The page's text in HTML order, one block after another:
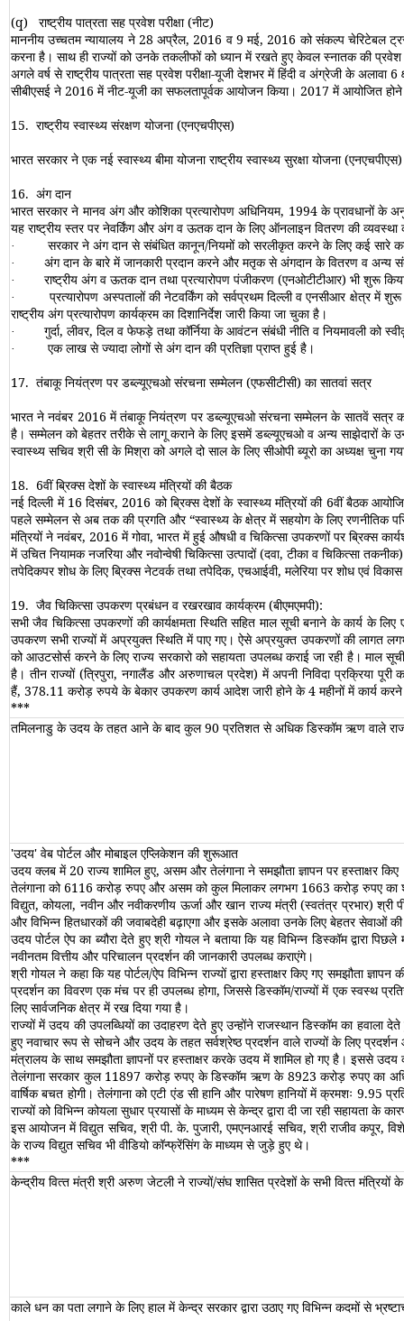
(q) राष्ट्रीय पात्रता सह प्रवेश परीक्षा (नीट)
माननीय उच्चतम न्यायालय ने 28 अप्रैल, 2016 व 9 मई, 2016 को संकल्प चेरिटेबल
करना है। साथ ही राज्यों को उनके तकलीफों को ध्यान में रखते हुए केवल स्नातक की
अगले वर्ष से राष्ट्रीय पात्रता सह प्रवेश परीक्षा-यूजी देशभर में हिंदी व अंग्रेजी के
सीबीएसई ने 2016 में नीट-यूजी का सफलतापूर्वक आयोजन किया। 2017 में आयोजित होने
15. राष्ट्रीय स्वास्थ्य संरक्षण योजना(एनएचपीएस)
भारत सरकार ने एक नई स्वास्थ्य बीमा योजना राष्ट्रीय स्वास्थ्य सुरक्षा योजना
16. अंग दान
भारत सरकार ने मानव अंग और कोशिका प्रत्यारोपण अधिनियम, 1994 के प्रावधानों के
यह राष्ट्रीय स्तर पर नेवर्किंग और अंग व ऊतक दान के लिए ऑनलाइन वितरण की
· सरकार ने अंग दान से संबंधित कानून/नियमों को सरलीकृत करने के लिए कई सारे
· अंग दान के बारे में जानकारी प्रदान करने और मतृक से अंगदान के वितरण व अन्‍य
· राष्ट्रीय अंग व ऊतक दान तथा प्रत्यारोपण पंजीकरण (एनओटीटीआर) भी शुरू
·
प्रत्यारोपण अस्पतालों की नेटवर्किंग को सर्वप्रथम दिल्ली व एनसीआर क्षेत्र
राष्ट्रीय अंग प्रत्यारोपण कार्यक्रम का दिशानिर्देश जारी किया जा चुका है।
· गुर्दा, लीवर, दिल व फेफड़े तथा कॉर्निया के आवंटन संबंधी नीति व नियमावली को
·
एक लाख से ज्यादा लोगों से अंग दान की प्रतिज्ञा प्राप्त हुई है।
17. तंबाकू नियंत्रण पर डब्ल्यूएचओ संरचना सम्मेलन (एफसीटीसी) का सातवां सत्र
भारत ने नवंबर 2016 में तंबाकू नियंत्रण पर डब्ल्यूएचओ संरचना सम्मेलन के सातवें सत्र का
है। सम्मेलन को बेहतर तरीके से लागू कराने के लिए इसमें डब्ल्यूएचओ व अन्य साझेदारों के
स्वास्थ्य सचिव श्री सी के मिश्रा को अगले दो साल के लिए सीओपी ब्यूरो का अध्यक्ष चुना
18. 6वीं ब्रिक्स देशों के स्वास्थ्य मंत्रियों की बैठक
नई दिल्ली में 16 दिसंबर, 2016 को ब्रिक्स देशों के स्वास्थ्य मंत्रियों की 6वीं बैठक
पहले सम्मेलन से अब तक की प्रगति और“स्वास्थ्य के क्षेत्र में सहयोग के लिए रणनीतिक
मंत्रियों ने नवंबर, 2016 में गोवा, भारत में हुई औषधी व चिकित्सा उपकरणों पर ब्रिक्स
में उचित नियामक नजरिया और नवोन्वेषी चिकित्सा उत्पादों (दवा, टीका व चिकित्सा
तपेदिकपर शोध के लिए ब्रिक्स नेटवर्क तथा तपेदिक, एचआईवी, मलेरिया पर शोध एवं
19. जैव चिकित्सा उपकरण प्रबंधन व रखरखाव कार्यक्रम(बीएमएमपी):
सभी जैव चिकित्सा उपकरणों की कार्यक्षमता स्थिति सहित माल सूची बनाने के कार्य के
उपकरण सभी राज्यों में अप्रयुक्त स्थिति में पाए गए। ऐसे अप्रयुक्त उपकरणों की लागत
को आउटसोर्स करने के लिए राज्य सरकारो को सहायता उपलब्ध कराई जा रही है। माल
है। तीन राज्यों (त्रिपुरा, नगालैंड और अरुणाचल प्रदेश) में अपनी निविदा प्रक्रिया पूरी
हैं, 378.11 करोड़ रुपये के बेकार उपकरण कार्य आदेश जारी होने के 4 महीनों में कार्य
***
तमिलनाडु के उदय के तहत आने के बाद कुल 90 प्रतिशत से अधिक डिस्कॉम ऋण वाले
'उदय' वेब पोर्टल और मोबाइल एप्लिकेशन की शुरूआत
उदय क्लब में 20 राज्य शामिल हुए, असम और तेलंगाना ने समझौता ज्ञापन पर हस्ताक्षर किए
तेलंगाना को 6116 करोड़ रुपए और असम को कुल मिलाकर लगभग 1663 करोड़ रुपए का
विद्युत, कोयला, नवीन और नवीकरणीय ऊर्जा और खान राज्य मंत्री (स्वतंत्र प्रभार) श्री
और विभिन्न हितधारकों की जवाबदेही बढ़ाएगा और इसके अलावा उनके लिए बेहतर
उदय पोर्टल ऐप का ब्यौरा देते हुए श्री गोयल ने बताया कि यह विभिन्न डिस्कॉम द्वारा
नवीनतम वित्तीय और परिचालन प्रदर्शन की जानकारी उपलब्ध कराएंगे।
श्री गोयल ने कहा कि यह पोर्टल/ऐप विभिन्न राज्यों द्वारा हस्ताक्षर किए गए समझौता
प्रदर्शन का विवरण एक मंच पर ही उपलब्ध होगा, जिससे डिस्कॉम/राज्यों में एक स्वस्थ
लिए सार्वजनिक क्षेत्र में रख दिया गया है।
राज्यों में उदय की उपलब्धियों का उदाहरण देते हुए उन्होंने राजस्थान डिस्कॉम का हवाला
हुए नवाचार रूप से सोचने और उदय के तहत सर्वश्रेष्ठ प्रदर्शन वाले राज्यों के लिए
मंत्रालय के साथ समझौता ज्ञापनों पर हस्ताक्षर करके उदय में शामिल हो गए है। इससे
तेलंगाना सरकार कुल 11897 करोड़ रुपए के डिस्कॉम ऋण के 8923 करोड़ रुपए का
वार्षिक बचत होगी। तेलंगाना को एटी एंड सी हानि और पारेषण हानियों में क्रमशः
राज्यों को विभिन्न कोयला सुधार प्रयासों के माध्यम से केन्द्र द्वारा दी जा रही
इस आयोजन में विद्युत सचिव, श्री पी. के. पुजारी, एमएनआरई सचिव, श्री राजीव कपूर,
के राज्य विद्युत सचिव भी वीडियो कॉन्फ्रेंसिंग के माध्यम से जुड़े हुए थे।
***
केन्‍द्रीय वित्‍त मंत्री श्री अरुण जेटली ने राज्‍यों/संघ शासित प्रदेशों के सभी वित्‍त मंत्रियों के
काले धन का पता लगाने के लिए हाल में केन्‍द्र सरकार द्वारा उठाए गए विभिन्‍न कदमों से